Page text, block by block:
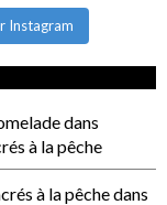
Instagram
dans
à la pêche
à la pêchedans